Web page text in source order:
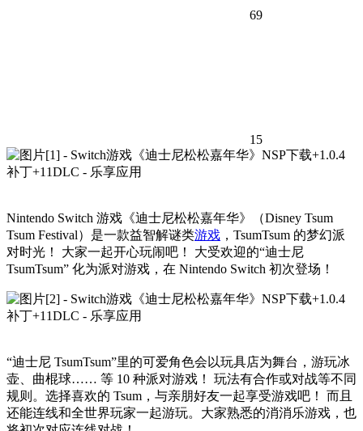
69
15
Nintendo Switch 游戏《迪士尼松松嘉年华》（Disney Tsum
Tsum Festival）是一款益智解谜类游戏 ，TsumTsum 的梦幻派
对时光！ 大家一起开心玩闹吧！ 大受欢迎的“迪士尼
TsumTsum” 化为派对游戏，在 Nintendo Switch 初次登场！
“迪士尼 TsumTsum”里的可爱角色会以玩具店为舞台，游玩冰
壶、曲棍球…… 等 10 种派对游戏！ 玩法有合作或对战等不同
规则。选择喜欢的 Tsum，与亲朋好友一起享受游戏吧！ 而且
还能连线和全世界玩家一起游玩。大家熟悉的消消乐游戏，也